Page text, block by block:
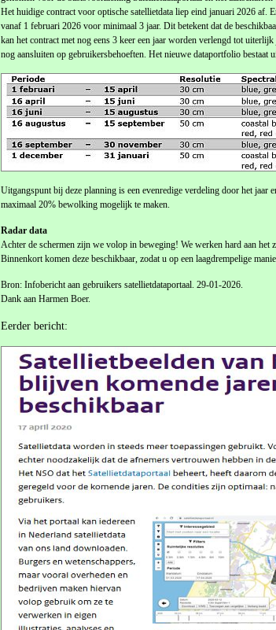
Het huidige contract voor optische satellietdata liep eind januari 2026 af.
vanaf 1 februari 2026 voor minimaal 3 jaar. Dit betekent dat de
kan het contract met nog eens 3 keer een jaar worden verlengd tot
nog aansluiten op gebruikersbehoeften. Het nieuwe dataportfolio bestaat
Uitgangspunt bij deze planning is een evenredige verdeling door het jaar
maximaal 20% bewolking mogelijk te maken.
Radar data
Achter de schermen zijn we volop in beweging! We werken hard aan het
Binnenkort komen deze beschikbaar, zodat u op een laagdrempelige
Bron: Infobericht aan gebruikers satellietdataportaal. 29-01-2026.
Dank aan Harmen Boer.
Eerder bericht: